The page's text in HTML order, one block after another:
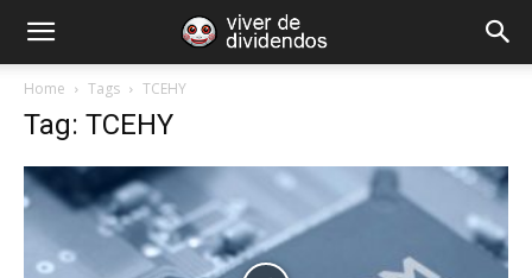
Home Tags TCEHY
Tag: TCEHY